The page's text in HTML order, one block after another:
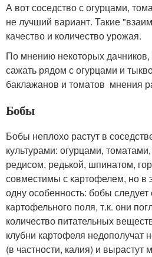
А вот соседство с огурцами,
не лучший вариант. Такие
качество и количество урожая.
По мнению некоторых
сажать рядом с огурцами и
баклажанов и томатов мнения
Бобы
Бобы неплохо растут в
культурами: огурцами,
редисом, редькой, шпинатом,
совместимы с картофелем, но в
одну особенность: бобы
картофельного поля, т.к. они
количество питательных
клубни картофеля недополучат
(в частности, калия) и вырастут